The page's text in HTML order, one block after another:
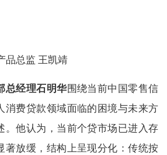
品总监 王凯靖
总经理石明华围绕当前中国零售信
消费贷款领域面临的困境与未来方
。他认为，当前个贷市场已进入存
著放缓，结构上呈现分化：传统按